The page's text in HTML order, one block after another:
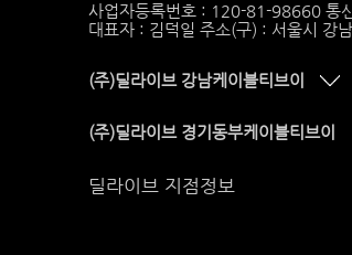
사업자등록번호 : 120-81-98660 통
대표자 : 김덕일 주소(구) : 서울시 강
(주)딜라이브 강남케이블티브이
(주)딜라이브 경기동부케이블티브이
딜라이브 지점정보